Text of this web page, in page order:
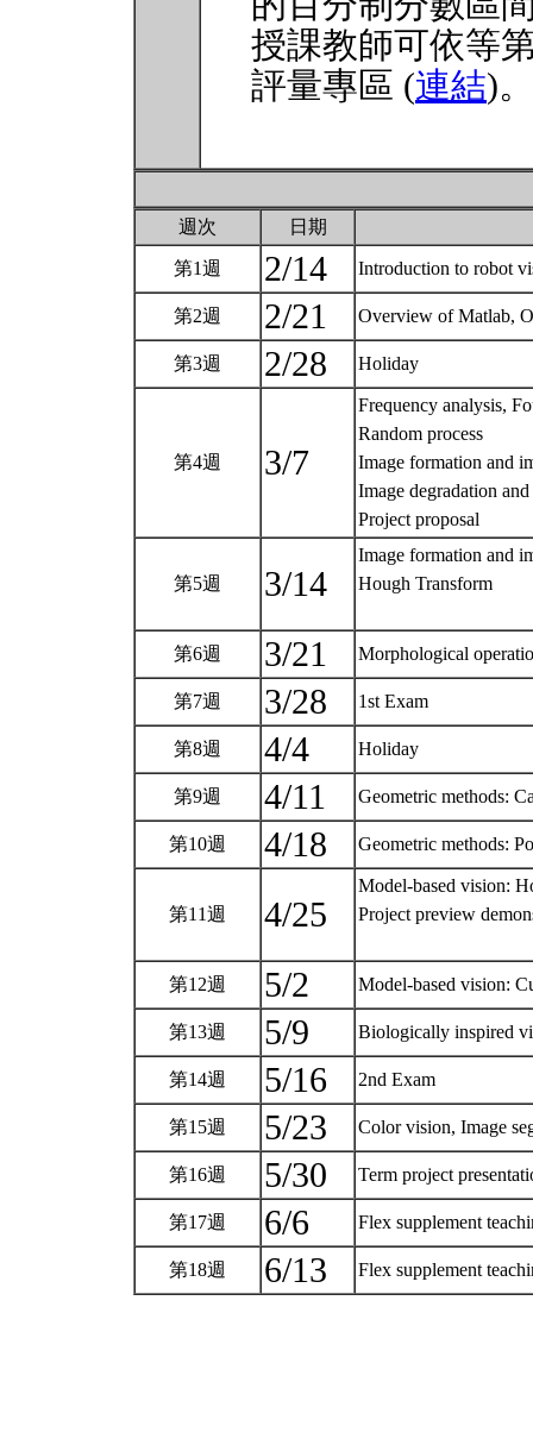
授課教師可依等
評量專區 (連結)。
週次 日期
第1週 2/14 Introduction to robot
第2週 2/21 Overview of Matlab,
第3週 2/28 Holiday
第4週 3/7
Frequency analysis,
Random process
Image formation and
Image degradation
Project proposal
第5週 3/14
Image formation and
Hough Transform
第6週 3/21 Morphological
第7週 3/28 1st Exam
第8週 4/4 Holiday
第9週 4/11 Geometric methods:
第10週 4/18 Geometric methods:
第11週 4/25
Model-based vision:
Project preview
第12週 5/2 Model-based vision:
第13週 5/9 Biologically inspired
第14週 5/16 2nd Exam
第15週 5/23 Color vision, Image
第16週 5/30 Term project
第17週 6/6 Flex supplement
第18週 6/13 Flex supplement